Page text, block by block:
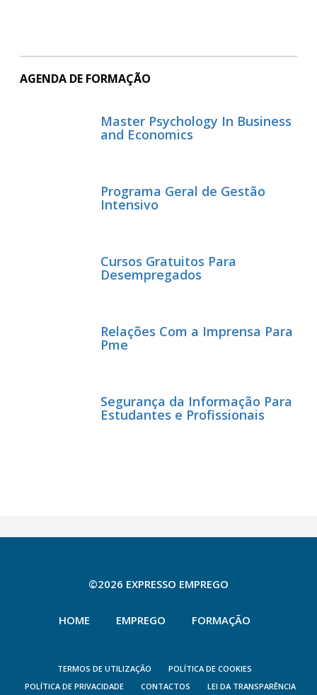
AGENDA DE FORMAÇÃO
Master Psychology In Business
and Economics
Programa Geral de Gestão
Intensivo
Cursos Gratuitos Para
Desempregados
Relações Com a Imprensa Para
Pme
Segurança da Informação Para
Estudantes e Profissionais
©2026 EXPRESSO EMPREGO
HOME EMPREGO FORMAÇÃO
TERMOS DE UTILIZAÇÃO
POLÍTICA DE COOKIES
POLÍTICA DE PRIVACIDADE
CONTACTOS LEI DA TRANSPARÊNCIA